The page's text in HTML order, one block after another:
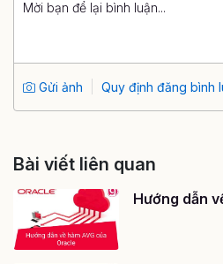
Gửi ảnh Quy định đăng bình
Bài viết liên quan
Hướng dẫn